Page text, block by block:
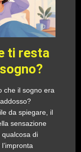
ti resta
che il sogno era
da spiegare, il
sensazione
di